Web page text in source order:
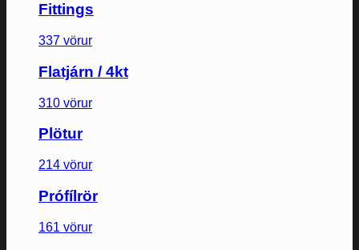
Fittings
337 vörur
Flatjárn / 4kt
310 vörur
Plötur
214 vörur
Prófílrör
161 vörur